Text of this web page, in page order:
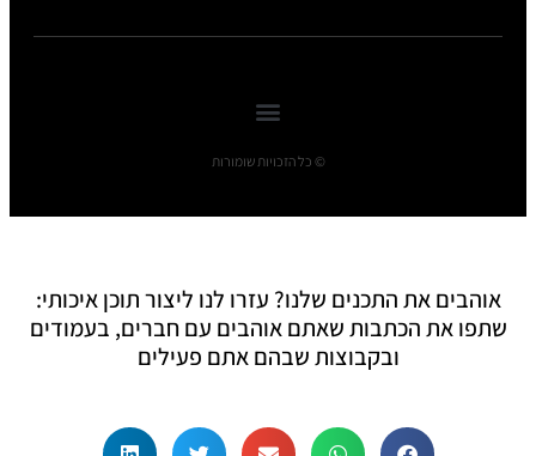
© כל הזכויות שומורות
אוהבים את התכנים שלנו? עזרו לנו ליצור תוכן איכותי:
שתפו את הכתבות שאתם אוהבים עם חברים, בעמודים
ובקבוצות שבהם אתם פעילים